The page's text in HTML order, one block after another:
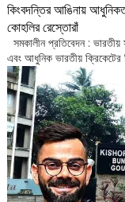
কিংবদন্তির আঙিনায়
কোহলির রেস্তোরাঁ
সমকালীন প্রতিবেদন :
এবং আধুনিক ভারতীয় ক্রিকেটের